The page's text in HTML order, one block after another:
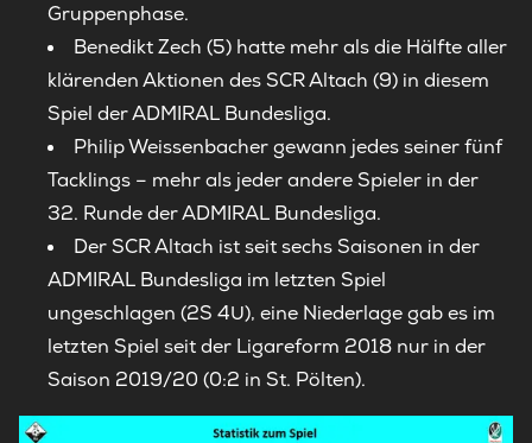
Gruppenphase.
Benedikt Zech (5) hatte mehr als die Hälfte aller
klärenden Aktionen des SCR Altach (9) in diesem
Spiel der ADMIRAL Bundesliga.
Philip Weissenbacher gewann jedes seiner fünf
Tacklings – mehr als jeder andere Spieler in der
32. Runde der ADMIRAL Bundesliga.
Der SCR Altach ist seit sechs Saisonen in der
ADMIRAL Bundesliga im letzten Spiel
ungeschlagen (2S 4U), eine Niederlage gab es im
letzten Spiel seit der Ligareform 2018 nur in der
Saison 2019/20 (0:2 in St. Pölten).